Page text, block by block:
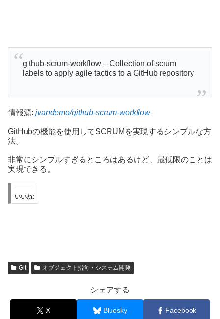
github-scrum-workflow – Collection of scrum
labels to apply agile tactics to a GitHub repository
情報源: jvandemo/github-scrum-workflow
GitHubの機能を使用してSCRUMを実現するシンプルな方
法。
非常にシンプルすぎるところはあるけど、最低限のことは
実現できる。
いいね:
Git オブジェクト指向・システム開発
シェアする
X Bluesky Facebook